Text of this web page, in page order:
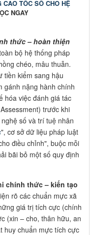
TỐC SỐ CHO HỆ
NGAY
thức – hoàn thiện
bộ hệ thống pháp
chéo, mâu thuẫn.
tiền kiểm sang hậu
gánh nặng hành chính
hóa việc đánh giá tác
trước khi
số và trí tuệ nhân
", cơ sở dữ liệu pháp luật
điều chỉnh", buộc mỗi
bãi bỏ một số quy định
chính thức – kiến tạo
rõ các chuẩn mực xã
giá trị tích cực (chính
(xin – cho, thân hữu, an
huy chuẩn mực tích cực